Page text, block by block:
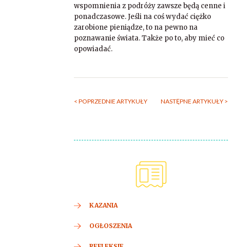
wspomnienia z podróży zawsze będą cenne i
ponadczasowe. Jeśli na coś wydać ciężko
zarobione pieniądze, to na pewno na
poznawanie świata. Także po to, aby mieć co
opowiadać.
< POPRZEDNIE ARTYKUŁY NASTĘPNE ARTYKUŁY >
KAZANIA
OGŁOSZENIA